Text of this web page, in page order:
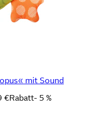
mit Sound
€Rabatt- 5 %